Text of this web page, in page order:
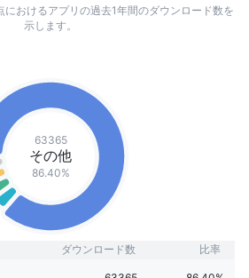
おけるアプリの過去1年間のダウンロード数を
示します。
63365
その他
86.40%
ダウンロード数 比率